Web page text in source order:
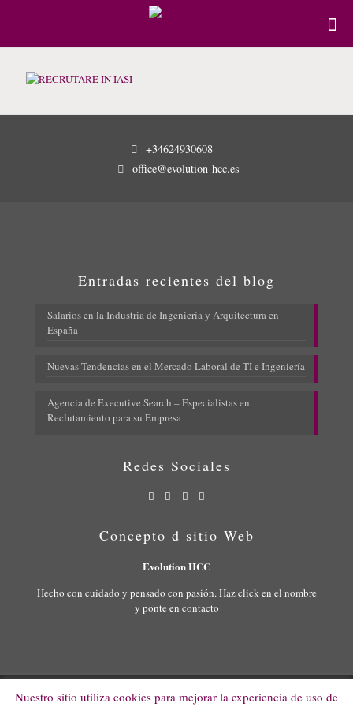
+34624930608
office@evolution-hcc.es
Entradas recientes del blog
Salarios en la Industria de Ingeniería y Arquitectura en
España
Nuevas Tendencias en el Mercado Laboral de TI e Ingeniería
Agencia de Executive Search – Especialistas en
Reclutamiento para su Empresa
Redes Sociales
Concepto d sitio Web
Evolution HCC
Hecho con cuidado y pensado con pasión. Haz click en el nombre
y ponte en contacto
Nuestro sitio utiliza cookies para mejorar la experiencia de uso de